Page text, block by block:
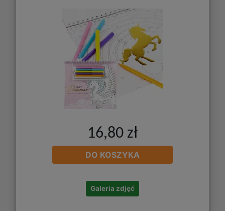
16,80 zł
DO KOSZYKA
Galeria zdjęć